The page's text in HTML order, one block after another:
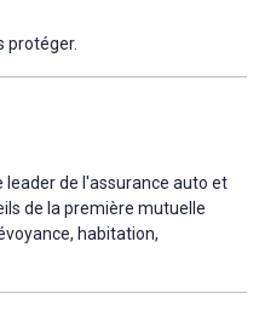
protéger.
de l'assurance auto et
de la première mutuelle
habitation,